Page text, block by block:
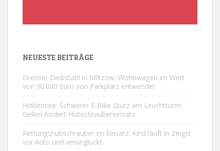
NEUESTE BEITRÄGE
Dreister Diebstahl in Miltzow: Wohnwagen im Wert
von 30.000 Euro von Parkplatz entwendet
Hiddensee: Schwerer E-Bike-Sturz am Leuchtturm
Gellen fordert Hubschraubereinsatz
Rettungshubschrauber im Einsatz: Kind läuft in Zingst
vor Auto und verunglückt